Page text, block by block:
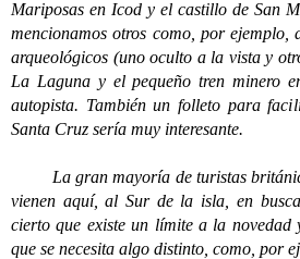
Mariposas en Icod y el castillo de San
mencionamos otros como, por ejemplo,
arqueológicos (uno oculto a la vista y
La Laguna y el pequeño tren minero
autopista. También un folleto para
Santa Cruz sería muy interesante.
La gran mayoría de turistas
vienen aquí, al Sur de la isla, en
cierto que existe un límite a la novedad
que se necesita algo distinto, como, por